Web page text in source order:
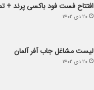
افتتاح فست فود باکسی پرند +
۲۰ دی ۱۴۰۲
لیست مشاغل جاب آفر آلمان
۲۰ دی ۱۴۰۲